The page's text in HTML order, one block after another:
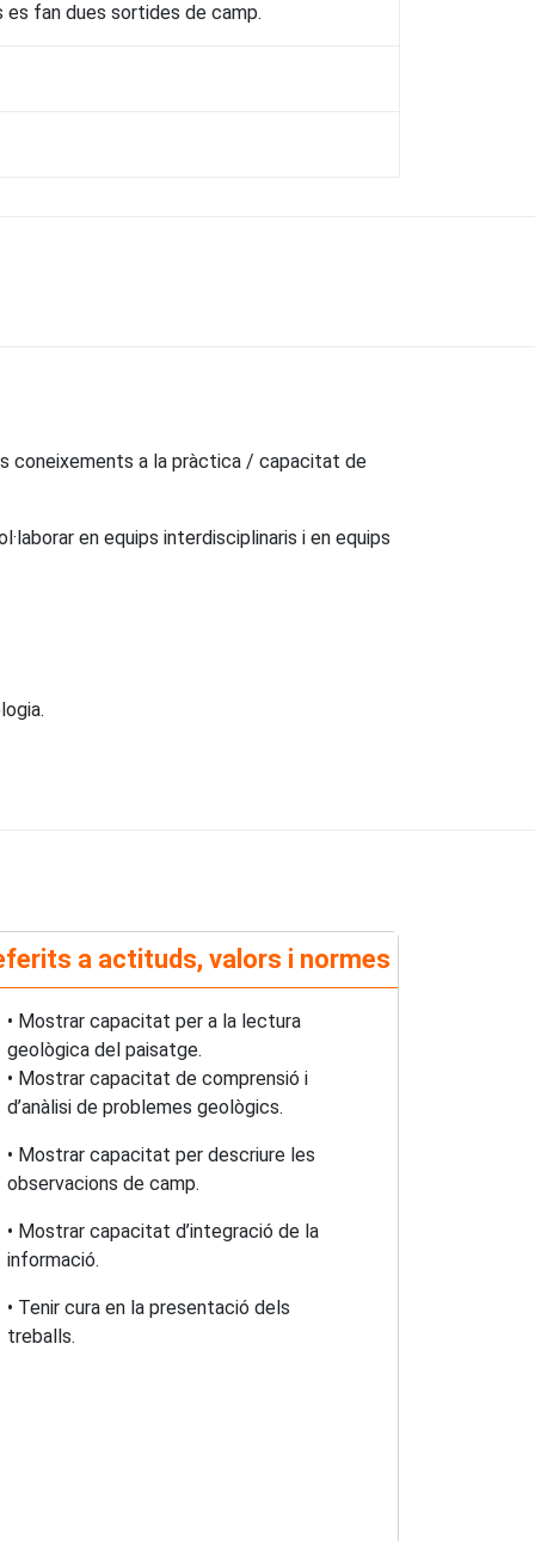
es fan dues sortides de camp.
coneixements a la pràctica / capacitat de
en equips interdisciplinaris i en equips
a actituds, valors i normes
• Mostrar capacitat per a la lectura
geològica del paisatge.
• Mostrar capacitat de comprensió i
d’anàlisi de problemes geològics.
• Mostrar capacitat per descriure les
observacions de camp.
• Mostrar capacitat d’integració de la
informació.
• Tenir cura en la presentació dels
treballs.